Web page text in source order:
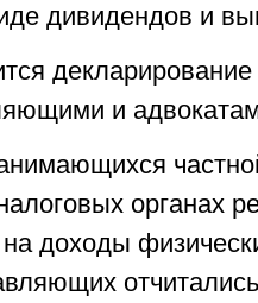
дивидендов и
и
органах
доходы